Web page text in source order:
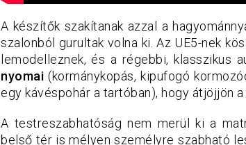
A készítők szakítanak azzal a
szalonból gurultak volna ki. Az UE5-nek
lemodelleznek, és a régebbi, klasszikus
nyomai (kormánykopás, kipufogó
egy kávéspohár a tartóban), hogy átjöjjön
A testreszabhatóság nem merül ki a
belső tér is mélyen személyre szabható